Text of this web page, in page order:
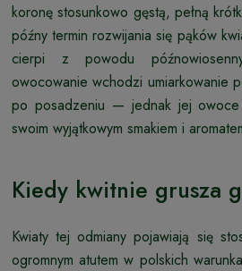
koronę stosunkowo gęstą, pełną
późny termin rozwijania się pąków
cierpi z powodu
owocowanie wchodzi
po posadzeniu — jednak jej owoce
swoim wyjątkowym smakiem i
Kiedy kwitnie grusza
Kwiaty tej odmiany pojawiają się
ogromnym atutem w polskich